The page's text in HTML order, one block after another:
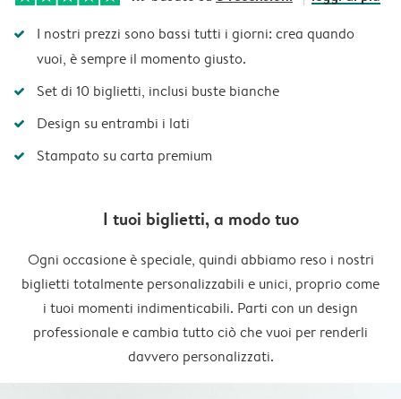
I nostri prezzi sono bassi tutti i giorni: crea quando
vuoi, è sempre il momento giusto.
Set di 10 biglietti, inclusi buste bianche
Design su entrambi i lati
Stampato su carta premium
I tuoi biglietti, a modo tuo
Ogni occasione è speciale, quindi abbiamo reso i nostri
biglietti totalmente personalizzabili e unici, proprio come
i tuoi momenti indimenticabili. Parti con un design
professionale e cambia tutto ciò che vuoi per renderli
davvero personalizzati.